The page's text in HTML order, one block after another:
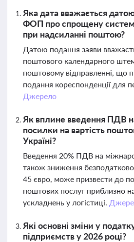
Яка дата вважається
ФОП про спрощену
при надсиланні поштою?
Датою подання заяви
поштового календарного
поштовому відправленні, що
подання кореспонденції для
Джерело
Як вплине введення ПДВ
посилки на вартість
Україні?
Введення 20% ПДВ на
також зниження
45 євро, може призвести до
поштових послуг приблизно
ускладнень у логістиці.
Які основні зміни у
підприємств у 2026 році?